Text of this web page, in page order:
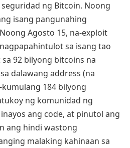
ng Bitcoin. Noong
isang pangunahing
Agosto 15, na-exploit
sa isang tao
92 bilyong bitcoins na
dalawang address (na
184 bilyong
ng komunidad ng
ang code, at pinutol ang
ang hindi wastong
malaking kahinaan sa